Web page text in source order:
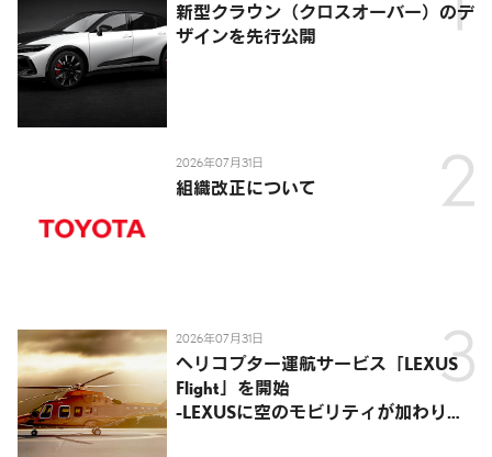
新型クラウン（クロスオーバー）のデ
ザインを先行公開
2026年07月31日
組織改正について
2026年07月31日
ヘリコプター運航サービス「LEXUS
Flight」を開始
-LEXUSに空のモビリティが加わり、